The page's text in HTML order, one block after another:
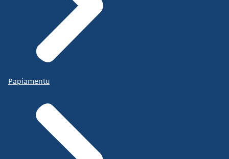
Papiamentu